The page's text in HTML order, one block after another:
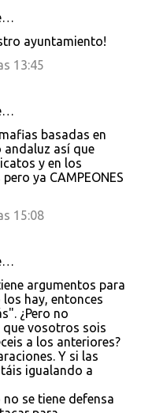
ayuntamiento!
13:45
basadas en
así que
y en los
ya CAMPEONES
15:08
argumentos para
hay, entonces
¿Pero no
que vosotros sois
a los anteriores?
Y si las
igualando a
se tiene defensa